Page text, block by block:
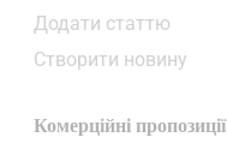
Додати статтю
Створити новину
Комерційні пропозиції